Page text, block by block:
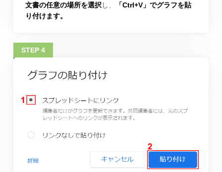
文書の任意の場所を選択 し、
「Ctrl+V」でグラフを貼
り付けます。